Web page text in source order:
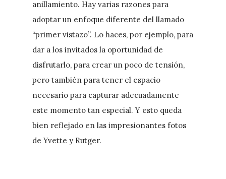
anillamiento. Hay varias razones para
adoptar un enfoque diferente del llamado
“primer vistazo”. Lo haces, por ejemplo, para
dar a los invitados la oportunidad de
disfrutarlo, para crear un poco de tensión,
pero también para tener el espacio
necesario para capturar adecuadamente
este momento tan especial. Y esto queda
bien reflejado en las impresionantes fotos
de Yvette y Rutger.